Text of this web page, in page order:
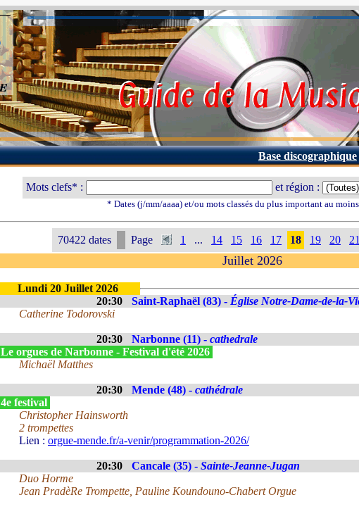
Base discographique
Mots clefs* : et région :
* Dates (j/mm/aaaa) et/ou mots classés du plus important au
70422 dates Page 1 ... 14 15 16 17 18 19 20 21
Juillet 2026
Lundi 20 Juillet 2026
20:30
Saint-Raphaël (83) - Église Notre-Dame-de-la-
Catherine Todorovski
20:30 Narbonne (11) - cathedrale
Le orgues de Narbonne - Festival d'été 2026
Michaël Matthes
20:30 Mende (48) - cathédrale
4e festival
Christopher Hainsworth
2 trompettes
Lien : orgue-mende.fr/a-venir/programmation-2026/
20:30 Cancale (35) - Sainte-Jeanne-Jugan
Duo Horme
Jean PradèRe Trompette, Pauline Koundouno-Chabert Orgue